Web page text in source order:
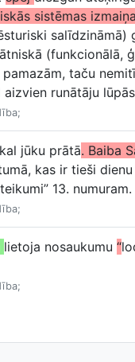
sistēmas
salīdzināmā)
(funkcionālā,
taču
runātāju
jūku prātā. Baiba
kas ir tieši
13. numuram.
lietoja nosaukumu “